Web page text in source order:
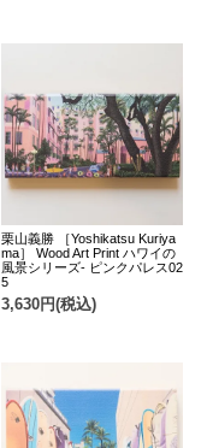
栗山義勝 ［Yoshikatsu Kuriya
ma］ Wood Art Print ハワイの
風景シリーズ- ピンクパレス02
5
3,630円(税込)